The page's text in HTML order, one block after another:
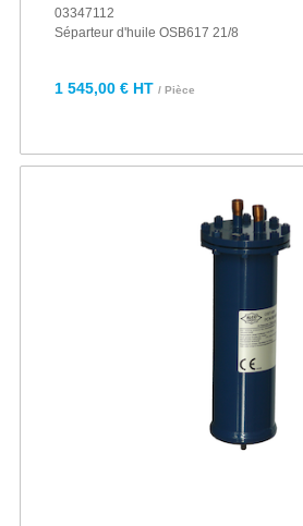
03347112
Séparteur d'huile OSB617 21/8
1 545,00 € HT / Pièce